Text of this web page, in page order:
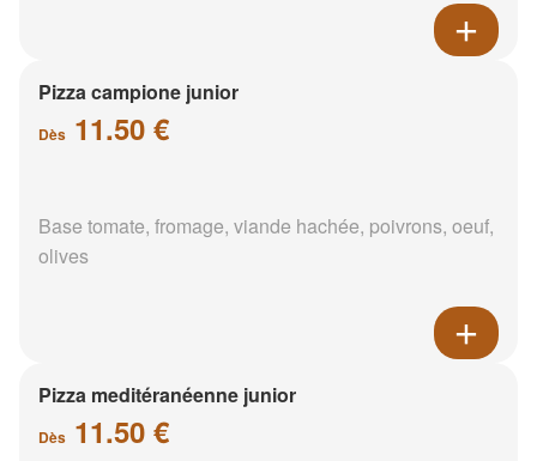
Pizza campione junior
Dès 11.50 €
Base tomate, fromage, viande hachée, poivrons, oeuf,
olives
Pizza meditéranéenne junior
Dès 11.50 €